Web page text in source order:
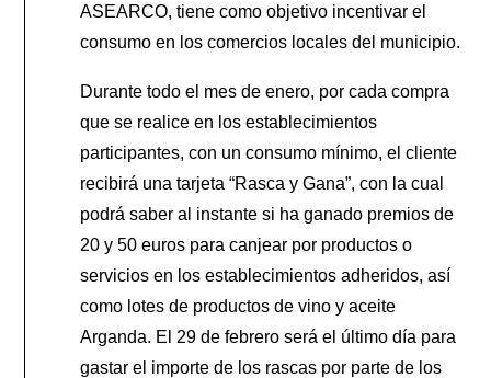
ASEARCO, tiene como objetivo incentivar el
consumo en los comercios locales del municipio.
Durante todo el mes de enero, por cada compra
que se realice en los establecimientos
participantes, con un consumo mínimo, el cliente
recibirá una tarjeta “Rasca y Gana”, con la cual
podrá saber al instante si ha ganado premios de
20 y 50 euros para canjear por productos o
servicios en los establecimientos adheridos, así
como lotes de productos de vino y aceite
Arganda. El 29 de febrero será el último día para
gastar el importe de los rascas por parte de los